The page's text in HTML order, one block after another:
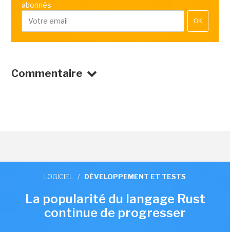
abonnés
OK
Commentaire
LOGICIEL / DÉVELOPPEMENT ET TESTS
La popularité du langage Rust
continue de progresser